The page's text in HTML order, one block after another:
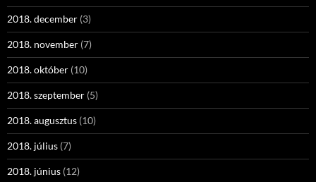
2018. december (3)
2018. november (7)
2018. október (10)
2018. szeptember (5)
2018. augusztus (10)
2018. július (7)
2018. június (12)